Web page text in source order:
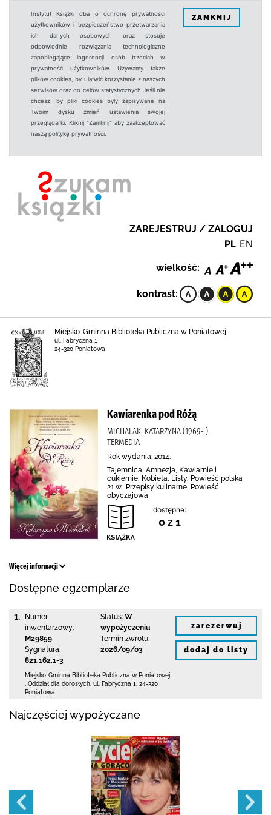
Instytut Książki dba o ochronę prywatności
użytkowników i bezpieczeństwo przetwarzania
ich danych osobowych oraz stosuje
odpowiednie rozwiązania technologiczne
zapobiegające ingerencji osób trzecich w
prywatność użytkowników. Używamy także
plików cookies, by ułatwić korzystanie z naszych
serwisów oraz do celów statystycznych.Jeśli nie
chcesz, by pliki cookies były zapisywane na
Twoim dysku zmień ustawienia swojej
przeglądarki. Kliknij "Zamknij" aby zaakceptować
naszą politykę prywatności.
ZAMKNIJ
ZAREJESTRUJ / ZALOGUJ
PL EN
wielkość:
kontrast:
Miejsko-Gminna Biblioteka Publiczna w Poniatowej
ul. Fabryczna 1
24-320 Poniatowa
Kawiarenka pod Różą
MICHALAK, KATARZYNA (1969- ),
TERMEDIA
Rok wydania: 2014.
Tajemnica, Amnezja, Kawiarnie i
cukiernie, Kobieta, Listy, Powieść polska
21 w., Przepisy kulinarne, Powieść
obyczajowa
dostępne:
0 z 1
Więcej informacji
Dostępne egzemplarze
1.
Numer
inwentarzowy:
M29859
Sygnatura:
821.162.1-3
Status: W
wypożyczeniu
Termin zwrotu:
2026/09/03
Miejsko-Gminna Biblioteka Publiczna w Poniatowej
Oddział dla dorosłych, ul. Fabryczna 1
24-320
Poniatowa
zarezerwuj
dodaj do listy
Najczęściej wypożyczane